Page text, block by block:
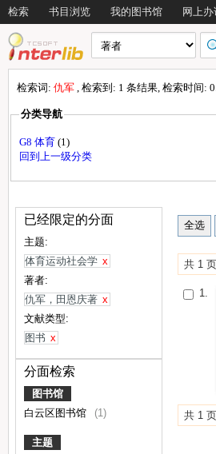
检索 书目浏览 我的图书馆 网上办
检索词: 仇军 , 检索到: 1 条结果, 检索时间:
分类导航
G8 体育 (1)
回到上一级分类
已经限定的分面
主题:
体育运动社会学 x
著者:
仇军，田恩庆著 x
文献类型:
图书 x
分面检索
图书馆
白云区图书馆
(1)
主题
共 1 页
1.
共 1 页